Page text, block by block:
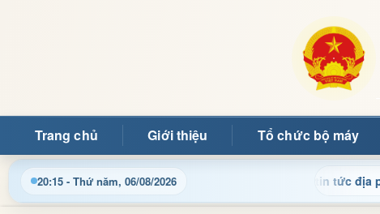
Trang chủ Giới thiệu Tổ chức bộ máy
20:15 - Thứ năm, 06/08/2026
thông tin điều hành, thủ tục hành chính và tin tức địa phương